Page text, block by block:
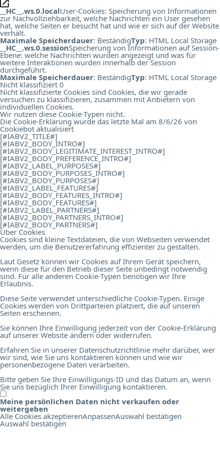
__HC__.ws.0.localUser-Cookies: Speicherung von Informationen
zur Nachvollziehbarkeit, welche Nachrichten ein User gesehen
hat, welche Seiten er besucht hat und wie er sich auf der Website
verhält.
Maximale Speicherdauer: BeständigTyp: HTML Local Storage
__HC__.ws.0.sessionSpeicherung von Informationen auf Session-
Ebene: welche Nachrichten wurden angezeigt und was für
weitere Interaktionen wurden innerhalb der Session
durchgeführt.
Maximale Speicherdauer: BeständigTyp: HTML Local Storage
Nicht klassifiziert 0
Nicht klassifizierte Cookies sind Cookies, die wir gerade
versuchen zu klassifizieren, zusammen mit Anbietern von
individuellen Cookies.
Wir nutzen diese Cookie-Typen nicht.
Die Cookie-Erklärung wurde das letzte Mal am 8/6/26 von
Cookiebot aktualisiert
[#IABV2_TITLE#]
[#IABV2_BODY_INTRO#]
[#IABV2_BODY_LEGITIMATE_INTEREST_INTRO#]
[#IABV2_BODY_PREFERENCE_INTRO#]
[#IABV2_LABEL_PURPOSES#]
[#IABV2_BODY_PURPOSES_INTRO#]
[#IABV2_BODY_PURPOSES#]
[#IABV2_LABEL_FEATURES#]
[#IABV2_BODY_FEATURES_INTRO#]
[#IABV2_BODY_FEATURES#]
[#IABV2_LABEL_PARTNERS#]
[#IABV2_BODY_PARTNERS_INTRO#]
[#IABV2_BODY_PARTNERS#]
Über Cookies
Cookies sind kleine Textdateien, die von Webseiten verwendet
werden, um die Benutzererfahrung effizienter zu gestalten.
Laut Gesetz können wir Cookies auf Ihrem Gerät speichern,
wenn diese für den Betrieb dieser Seite unbedingt notwendig
sind. Für alle anderen Cookie-Typen benötigen wir Ihre
Erlaubnis.
Diese Seite verwendet unterschiedliche Cookie-Typen. Einige
Cookies werden von Drittparteien platziert, die auf unseren
Seiten erscheinen.
Sie können Ihre Einwilligung jederzeit von der Cookie-Erklärung
auf unserer Website ändern oder widerrufen.
Erfahren Sie in unserer Datenschutzrichtlinie mehr darüber, wer
wir sind, wie Sie uns kontaktieren können und wie wir
personenbezogene Daten verarbeiten.
Bitte geben Sie Ihre Einwilligungs-ID und das Datum an, wenn
Sie uns bezüglich Ihrer Einwilligung kontaktieren.
Meine persönlichen Daten nicht verkaufen oder
weitergeben
Alle Cookies akzeptierenAnpassenAuswahl bestätigen
Auswahl bestätigen